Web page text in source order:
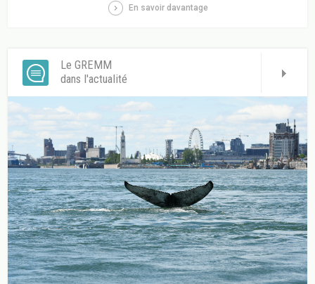
En savoir davantage
Le GREMM
dans l'actualité